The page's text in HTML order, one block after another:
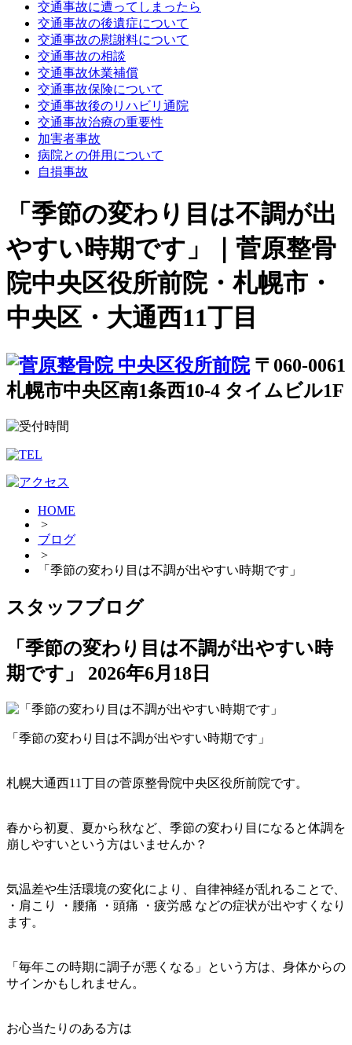
交通事故に遭ってしまったら
交通事故の後遺症について
交通事故の慰謝料について
交通事故の相談
交通事故休業補償
交通事故保険について
交通事故後のリハビリ通院
交通事故治療の重要性
加害者事故
病院との併用について
自損事故
「季節の変わり目は不調が出
やすい時期です」｜菅原整骨
院中央区役所前院・札幌市・
中央区・大通西11丁目
〒060-0061
札幌市中央区南1条西10-4 タイムビル1F
HOME
>
ブログ
>
「季節の変わり目は不調が出やすい時期です」
スタッフブログ
「季節の変わり目は不調が出やすい時
期です」
2026年6月18日
「季節の変わり目は不調が出やすい時期です」
札幌大通西11丁目の菅原整骨院中央区役所前院です。
春から初夏、夏から秋など、季節の変わり目になると体調を
崩しやすいという方はいませんか？
気温差や生活環境の変化により、自律神経が乱れることで、
・肩こり ・腰痛 ・頭痛 ・疲労感 などの症状が出やすくなり
ます。
「毎年この時期に調子が悪くなる」という方は、身体からの
サインかもしれません。
お心当たりのある方は